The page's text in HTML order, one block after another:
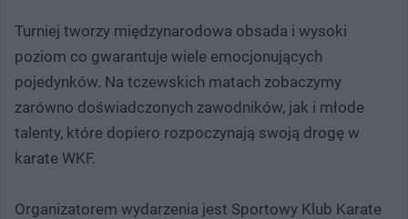
Turniej tworzy międzynarodowa obsada i wysoki
poziom co gwarantuje wiele emocjonujących
pojedynków. Na tczewskich matach zobaczymy
zarówno doświadczonych zawodników, jak i młode
talenty, które dopiero rozpoczynają swoją drogę w
karate WKF.
Organizatorem wydarzenia jest Sportowy Klub Karate